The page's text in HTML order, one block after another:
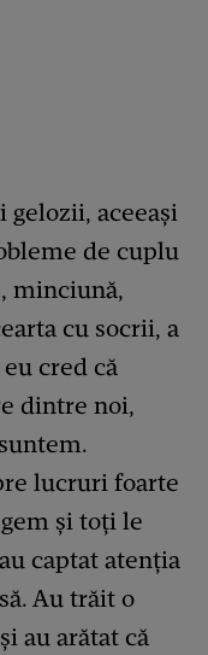
gelozii, aceeaşi
de cuplu
minciună,
cu socrii, a
cred că
dintre noi,
lucruri foarte
şi toți le
captat atenția
Au trăit o
au arătat că